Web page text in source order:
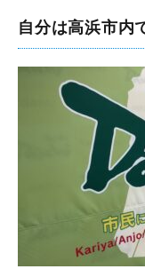
自分は高浜市内